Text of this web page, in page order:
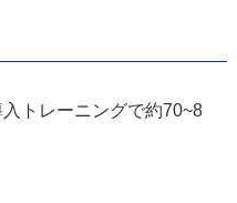
トレーニングで約70~8